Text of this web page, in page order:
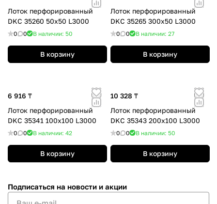
Лоток перфорированный
DKC 35260 50х50 L3000
0 0 В наличии: 50
В корзину
Лоток перфорированный
DKC 35265 300х50 L3000
0 0 В наличии: 27
В корзину
6 916 ₸
Лоток перфорированный
DKC 35341 100х100 L3000
0 0 В наличии: 42
В корзину
10 328 ₸
Лоток перфорированный
DKC 35343 200х100 L3000
0 0 В наличии: 50
В корзину
Подписаться на новости и акции